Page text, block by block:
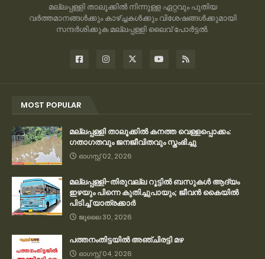
മല്ലപ്പള്ളി താലൂക്കിൽ നിന്നുള്ള ഏറ്റവും പുതിയ
വർത്തമാനങ്ങൾക്കും കാഴ്ച്ചകൾക്കും വിശേഷങ്ങൾക്കുമായി
സന്ദർശിക്കുക മല്ലപ്പള്ളി ലൈവ് പോർട്ടൽ.
MOST POPULAR
മല്ലപ്പള്ളി താലൂക്കിൽ കനത്ത വെള്ളപ്പൊക്കം:
ഗതാഗതവും ജനജീവിതവും സ്തംഭിച്ചു
ഓഗസ്റ്റ് 02, 2026
മല്ലപ്പള്ളി-തിരുവല്ല റൂട്ടിൽ ബസുകൾ ആദ്യം
ഇഴയും പിന്നെ കുതിച്ചുപായും; ജീവൻ കൈയിൽ
പിടിച്ച് യാത്രക്കാർ
ജൂലൈ 30, 2026
പത്തനംതിട്ടയിൽ അഞ്ചിരട്ടി മഴ
ഓഗസ്റ്റ് 04, 2026